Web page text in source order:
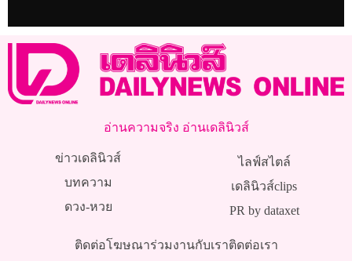
อ่านความจริง อ่านเดลินิวส์
ข่าวเดลินิวส์
บทความ
ดวง-หวย
ไลฟ์สไตล์
เดลินิวส์clips
PR by dataxet
ติดต่อโฆษณาร่วมงานกับเราติดต่อเรา